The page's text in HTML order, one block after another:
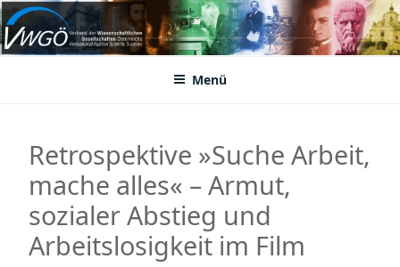
Zum
Inhalt
springenVWGÖ
Federation of Austrian Scientific Societies
Menü
Retrospektive »Suche Arbeit,
mache alles« – Armut,
sozialer Abstieg und
Arbeitslosigkeit im Film